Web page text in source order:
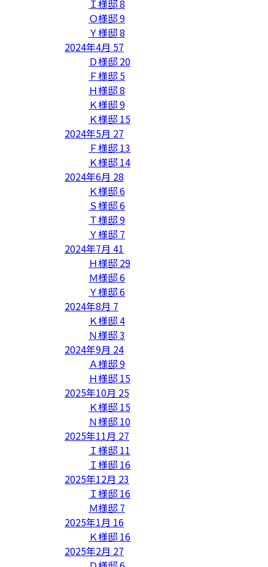
Ｉ様邸8
Ｏ様邸9
Ｙ様邸8
2024年4月 57
Ｄ様邸 20
Ｆ様邸 5
Ｈ様邸8
Ｋ様邸9
Ｋ様邸 15
2024年5月 27
Ｆ様邸 13
Ｋ様邸 14
2024年6月 28
Ｋ様邸6
Ｓ様邸6
Ｔ様邸9
Ｙ様邸 7
2024年7月 41
Ｈ様邸 29
Ｍ様邸6
Ｙ様邸6
2024年8月 7
Ｋ様邸4
Ｎ様邸3
2024年9月 24
Ａ様邸9
Ｈ様邸 15
2025年10月 25
Ｋ様邸 15
Ｎ様邸 10
2025年11月 27
Ｉ様邸 11
Ｉ様邸 16
2025年12月 23
Ｉ様邸 16
Ｍ様邸 7
2025年1月 16
Ｋ様邸 16
2025年2月 27